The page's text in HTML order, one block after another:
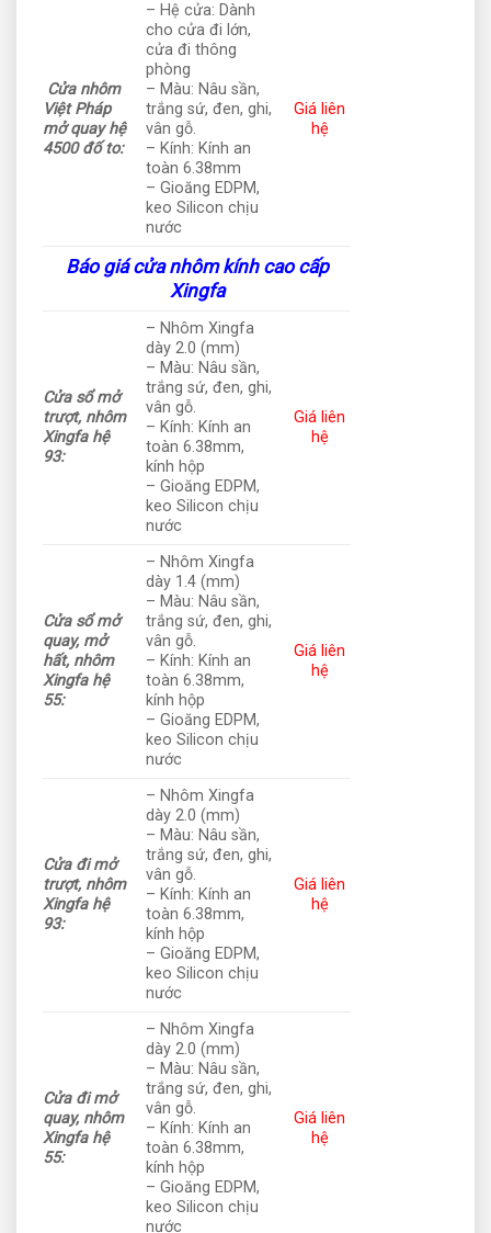
Cửa nhôm
Việt Pháp
mở quay hệ
4500 đố to:
– Hệ cửa: Dành
cho cửa đi lớn,
cửa đi thông
phòng
– Màu: Nâu sần,
trắng sứ, đen, ghi,
vân gỗ.
– Kính: Kính an
toàn 6.38mm
– Gioăng EDPM,
keo Silicon chịu
nước
Giá liên
hệ
Báo giá cửa nhôm kính cao cấp
Xingfa
Cửa sổ mở
trượt, nhôm
Xingfa hệ
93:
– Nhôm Xingfa
dày 2.0 (mm)
– Màu: Nâu sần,
trắng sứ, đen, ghi,
vân gỗ.
– Kính: Kính an
toàn 6.38mm,
kính hộp
– Gioăng EDPM,
keo Silicon chịu
nước
Giá liên
hệ
Cửa sổ mở
quay, mở
hất, nhôm
Xingfa hệ
55:
– Nhôm Xingfa
dày 1.4 (mm)
– Màu: Nâu sần,
trắng sứ, đen, ghi,
vân gỗ.
– Kính: Kính an
toàn 6.38mm,
kính hộp
– Gioăng EDPM,
keo Silicon chịu
nước
Giá liên
hệ
Cửa đi mở
trượt, nhôm
Xingfa hệ
93:
– Nhôm Xingfa
dày 2.0 (mm)
– Màu: Nâu sần,
trắng sứ, đen, ghi,
vân gỗ.
– Kính: Kính an
toàn 6.38mm,
kính hộp
– Gioăng EDPM,
keo Silicon chịu
nước
Giá liên
hệ
Cửa đi mở
quay, nhôm
Xingfa hệ
55:
– Nhôm Xingfa
dày 2.0 (mm)
– Màu: Nâu sần,
trắng sứ, đen, ghi,
vân gỗ.
– Kính: Kính an
toàn 6.38mm,
kính hộp
– Gioăng EDPM,
keo Silicon chịu
nước
Giá liên
hệ